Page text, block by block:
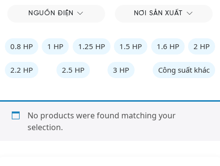
NGUỒN ĐIỆN NƠI SẢN XUẤT
0.8 HP 1 HP 1.25 HP 1.5 HP 1.6 HP 2 HP
2.2 HP 2.5 HP 3 HP Công suất khác
No products were found matching your
selection.